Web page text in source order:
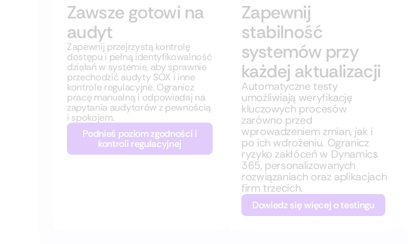
Zawsze gotowi na
audyt
Zapewnij przejrzystą kontrolę
dostępu i pełną identyfikowalność
działań w systemie, aby sprawnie
przechodzić audyty SOX i inne
kontrole regulacyjne. Ogranicz
pracę manualną i odpowiadaj na
zapytania audytorów z pewnością
i spokojem.
Podnieś poziom zgodności i
kontroli regulacyjnej
Zapewnij
stabilność
systemów przy
każdej aktualizacji
Automatyczne testy
umożliwiają weryfikację
kluczowych procesów
zarówno przed
wprowadzeniem zmian, jak i
po ich wdrożeniu. Ogranicz
ryzyko zakłóceń w Dynamics
365, personalizowanych
rozwiązaniach oraz aplikacjach
firm trzecich.
Dowiedz się więcej o testingu